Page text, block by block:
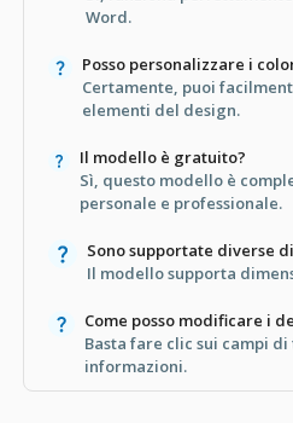
Word.
Posso personalizzare i
Certamente, puoi
elementi del design.
Il modello è gratuito?
Sì, questo modello è
personale e professionale.
Sono supportate diverse
Il modello supporta
Come posso modificare i
Basta fare clic sui campi
informazioni.